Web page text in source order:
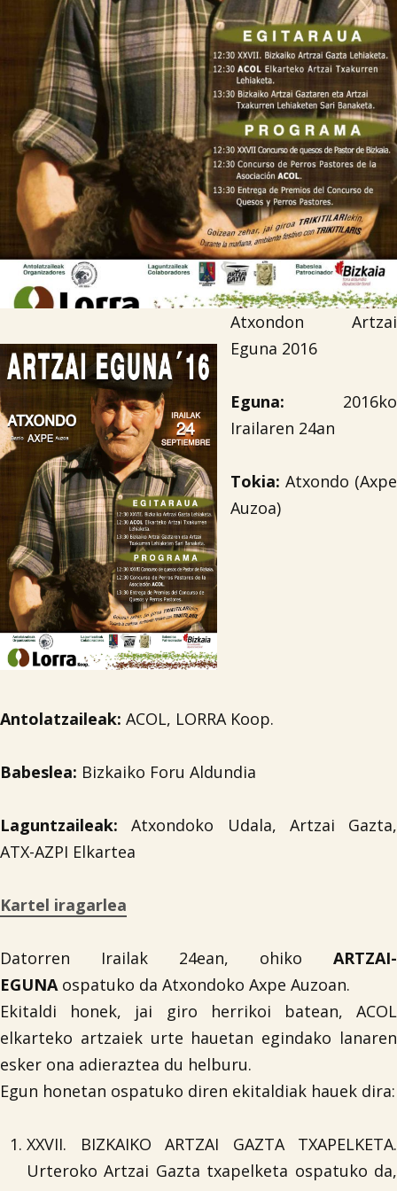
Iragarki-taula
Lursail Market
Atxondon Artzai
Eguna 2016
Eguna: 2016ko
Irailaren 24an
Tokia: Atxondo (Axpe
Auzoa)
Antolatzaileak: ACOL, LORRA Koop.
Babeslea: Bizkaiko Foru Aldundia
Laguntzaileak: Atxondoko Udala, Artzai Gazta,
ATX-AZPI Elkartea
Kartel iragarlea
Datorren Irailak 24ean, ohiko ARTZAI-
EGUNAospatuko da Atxondoko Axpe Auzoan.
Ekitaldi honek, jai giro herrikoi batean, ACOL
elkarteko artzaiek urte hauetan egindako lanaren
esker ona adieraztea du helburu.
Egun honetan ospatuko diren ekitaldiak hauek dira:
XXVII. BIZKAIKO ARTZAI GAZTA TXAPELKETA.
Urteroko Artzai Gazta txapelketa ospatuko da,